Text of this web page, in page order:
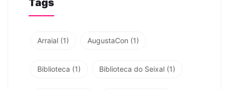
Tags
Arraial (1) AugustaCon (1)
Biblioteca (1) Biblioteca do Seixal (1)